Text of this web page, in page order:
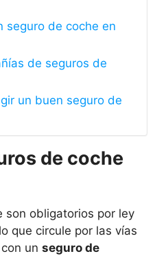
seguro de coche en
de seguros de
un buen seguro de
de coche
son obligatorios por ley
que circule por las vías
un seguro de